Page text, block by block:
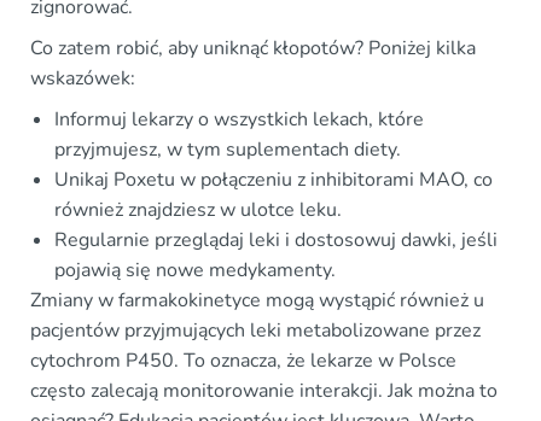
zignorować.
Co zatem robić, aby uniknąć kłopotów? Poniżej kilka
wskazówek:
Informuj lekarzy o wszystkich lekach, które
przyjmujesz, w tym suplementach diety.
Unikaj Poxetu w połączeniu z inhibitorami MAO, co
również znajdziesz w ulotce leku.
Regularnie przeglądaj leki i dostosowuj dawki, jeśli
pojawią się nowe medykamenty.
Zmiany w farmakokinetyce mogą wystąpić również u
pacjentów przyjmujących leki metabolizowane przez
cytochrom P450. To oznacza, że lekarze w Polsce
często zalecają monitorowanie interakcji. Jak można to